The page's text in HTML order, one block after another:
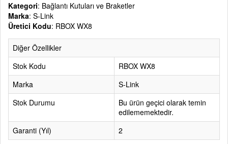
Kategori: Bağlantı Kutuları ve Braketler
Marka: S-Link
Üretici Kodu: RBOX WX8
Diğer Özellikler
Stok Kodu
RBOX WX8
Marka
S-Link
Stok Durumu
Bu ürün geçici olarak temin
edilememektedir.
Garanti (Yıl)
2